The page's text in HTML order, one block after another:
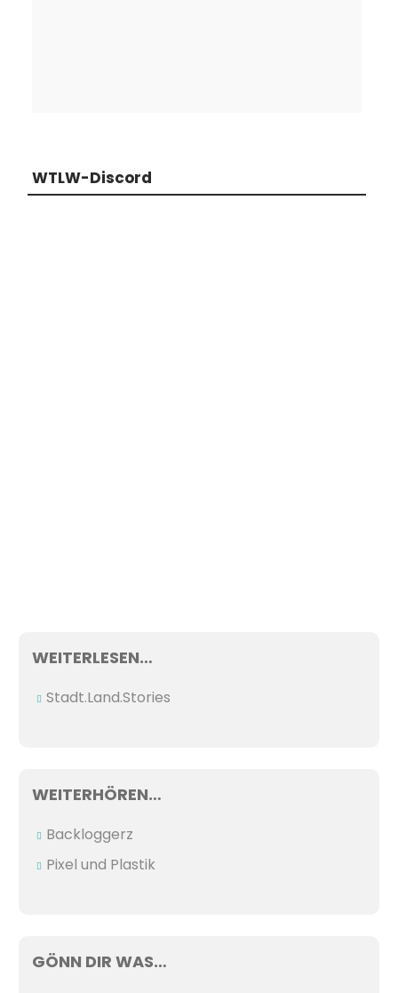
WTLW-Discord
WEITERLESEN…
Stadt.Land.Stories
WEITERHÖREN…
Backloggerz
Pixel und Plastik
GÖNN DIR WAS…